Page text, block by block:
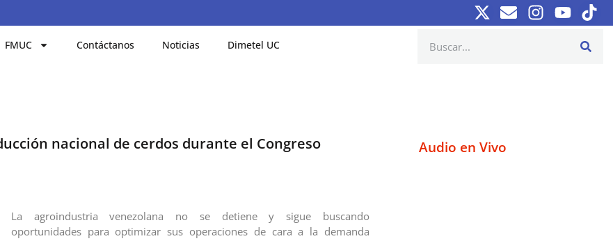
FMUC Contáctanos Noticias Dimetel UC
nacional de cerdos durante el Congreso
La agroindustria venezolana no se detiene y sigue buscando
oportunidades para optimizar sus operaciones de cara a la demanda
Audio en Vivo